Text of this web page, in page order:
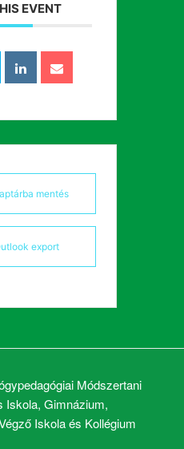
EVENT
mentés
export
Módszertani
Iskola, Gimnázium,
Iskola és Kollégium